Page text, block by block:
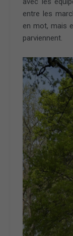
entre les
en mot, mais
parviennent.